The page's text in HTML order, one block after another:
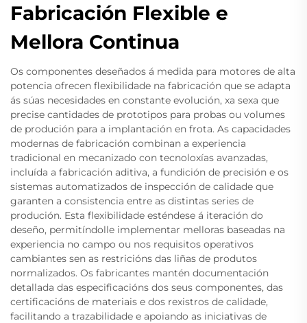
Fabricación Flexible e
Mellora Continua
Os componentes deseñados á medida para motores de alta
potencia ofrecen flexibilidade na fabricación que se adapta
ás súas necesidades en constante evolución, xa sexa que
precise cantidades de prototipos para probas ou volumes
de produción para a implantación en frota. As capacidades
modernas de fabricación combinan a experiencia
tradicional en mecanizado con tecnoloxías avanzadas,
incluída a fabricación aditiva, a fundición de precisión e os
sistemas automatizados de inspección de calidade que
garanten a consistencia entre as distintas series de
produción. Esta flexibilidade esténdese á iteración do
deseño, permitíndolle implementar melloras baseadas na
experiencia no campo ou nos requisitos operativos
cambiantes sen as restricións das liñas de produtos
normalizados. Os fabricantes mantén documentación
detallada das especificacións dos seus componentes, das
certificacións de materiais e dos rexistros de calidade,
facilitando a trazabilidade e apoiando as iniciativas de